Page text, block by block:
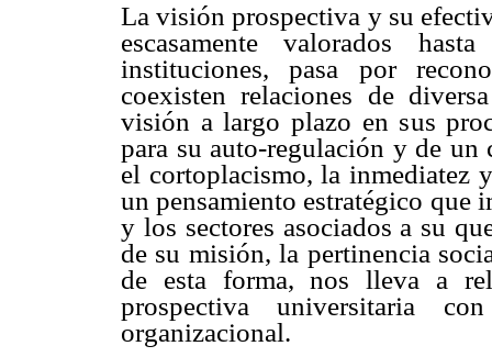
La visión prospectiva y su
escasamente valorados
instituciones, pasa por
coexisten relaciones de
visión a largo plazo en sus
para su auto-regulación y de un
el cortoplacismo, la inmediatez
un pensamiento estratégico que
y los sectores asociados a su
de su misión, la pertinencia
de esta forma, nos lleva a
prospectiva universitaria
organizacional.